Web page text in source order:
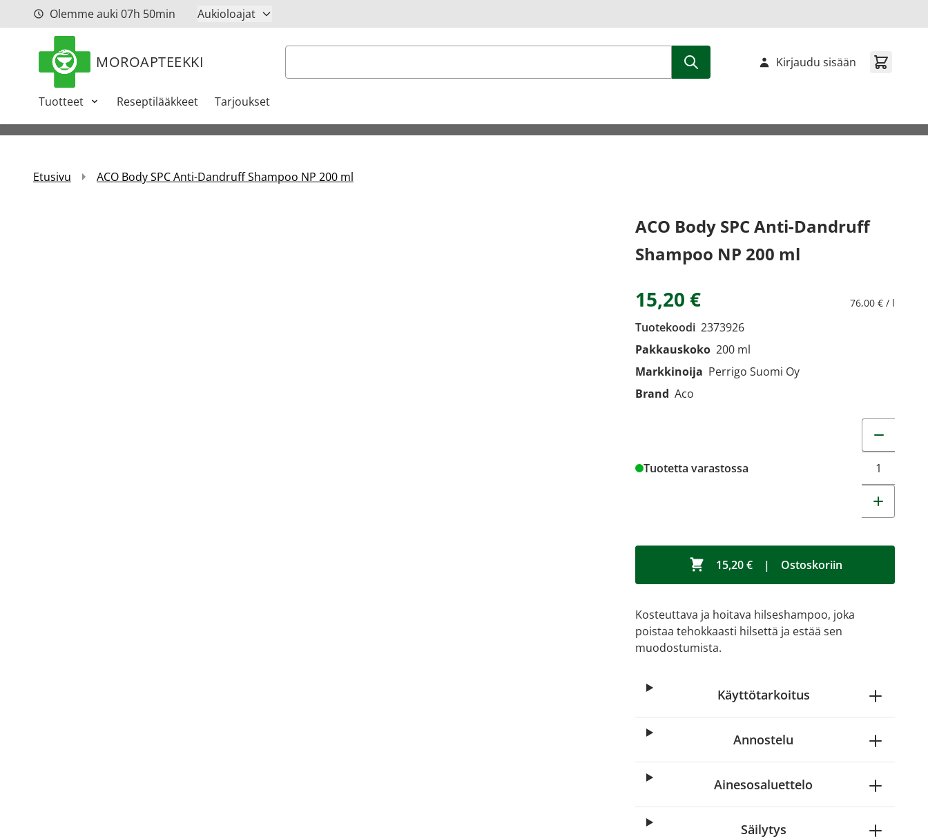
Siirry sisältöönOlemme auki 07h 50min Aukioloajat
MOROAPTEEKKI Haku
Tuotteet Reseptilääkkeet Tarjoukset
Kirjaudu sisään
Etusivu ACO Body SPC Anti-Dandruff Shampoo NP 200 ml
ACO Body SPC Anti-Dandruff
Shampoo NP 200 ml
15,20 € 76,00 € / l
Tuotekoodi 2373926
Pakkauskoko 200 ml
Markkinoija Perrigo Suomi Oy
Brand Aco
Tuotetta varastossa
15,20 € | Ostoskoriin
Kosteuttava ja hoitava hilseshampoo, joka
poistaa tehokkaasti hilsettä ja estää sen
muodostumista.
Käyttötarkoitus
Annostelu
Ainesosaluettelo
Säilytys